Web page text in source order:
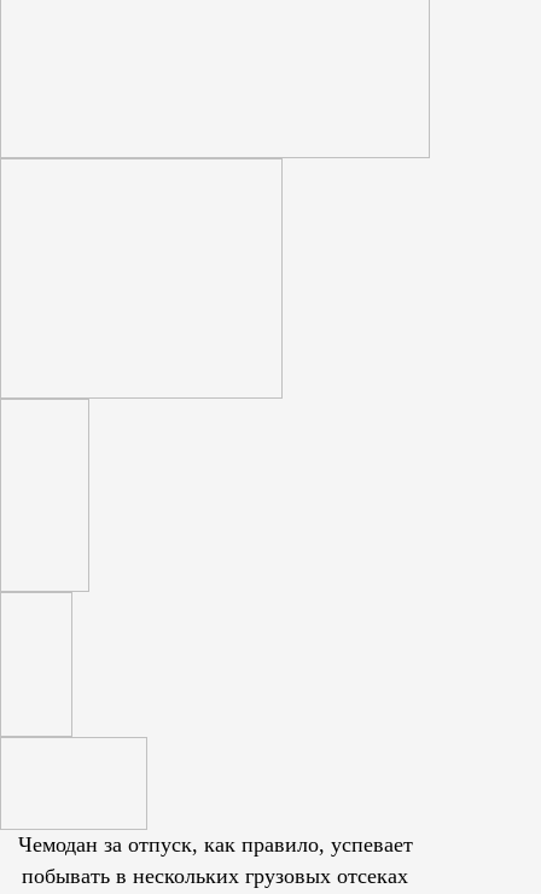
Чемодан за отпуск, как правило, успевает
побывать в нескольких грузовых отсеках